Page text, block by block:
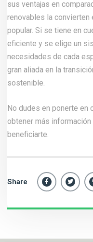
sus ventajas en
renovables la convierten
popular. Si se tiene en
eficiente y se elige un
necesidades de cada
gran aliada en la
sostenible.
No dudes en ponerte en
obtener más
beneficiarte.
Share